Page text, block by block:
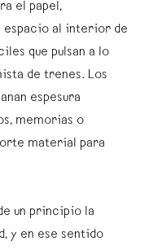
el papel,
espacio al interior de
que pulsan a lo
de trenes. Los
espesura
memorias o
material para
un principio la
y en ese sentido